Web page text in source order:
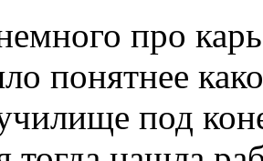
про
понятнее
под